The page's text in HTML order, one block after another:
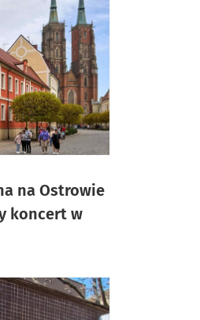
na Ostrowie
koncert w